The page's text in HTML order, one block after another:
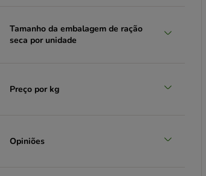
Tamanho da embalagem de ração
seca por unidade
Preço por kg
Opiniões